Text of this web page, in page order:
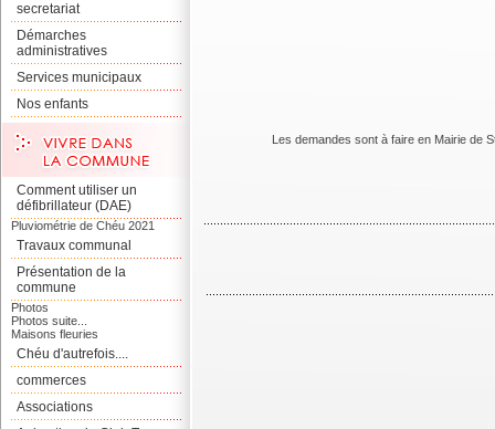
secretariat
Démarches
administratives
Services municipaux
Nos enfants
Comment utiliser un
défibrillateur (DAE)
Pluviométrie de Chéu 2021
Travaux communal
Présentation de la
commune
Photos
Photos suite...
Maisons fleuries
Chéu d'autrefois....
commerces
Associations
Les demandes sont à faire en Mairie de